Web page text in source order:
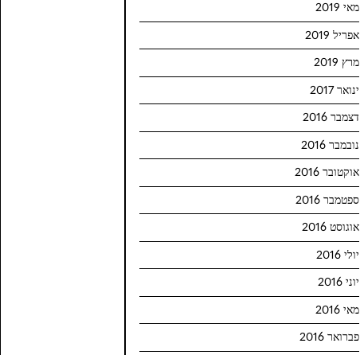
מאי 2019
אפריל 2019
מרץ 2019
ינואר 2017
דצמבר 2016
נובמבר 2016
אוקטובר 2016
ספטמבר 2016
אוגוסט 2016
יולי 2016
יוני 2016
מאי 2016
פברואר 2016